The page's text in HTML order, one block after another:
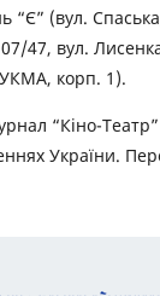
“Є” (вул.
47, вул.
корп. 1).
“Кіно-
України.